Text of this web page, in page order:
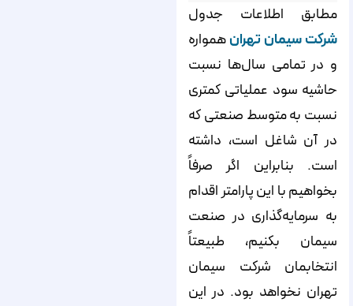
مطابق اطلاعات جدول
شرکت سیمان تهرانهمواره
و در تمامی سا‌ل‌ها نسبت
حاشیه سود عملیاتی کمتری
نسبت به متوسط صنعتی که
در آن شاغل است، داشته
است. بنابراین اگر صرفاً
بخواهیم با این پارامتر اقدام
به سرمایه‌گذاری در صنعت
سیمان بکنیم، طبیعتاً
انتخابمان شرکت سیمان
تهران نخواهد بود. در این‌